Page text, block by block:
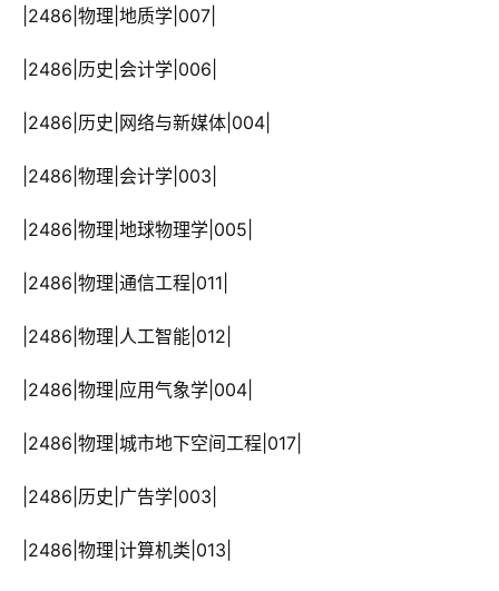
|2486|物理|地质学|007|
|2486|历史|会计学|006|
|2486|历史|网络与新媒体|004|
|2486|物理|会计学|003|
|2486|物理|地球物理学|005|
|2486|物理|通信工程|011|
|2486|物理|人工智能|012|
|2486|物理|应用气象学|004|
|2486|物理|城市地下空间工程|017|
|2486|历史|广告学|003|
|2486|物理|计算机类|013|